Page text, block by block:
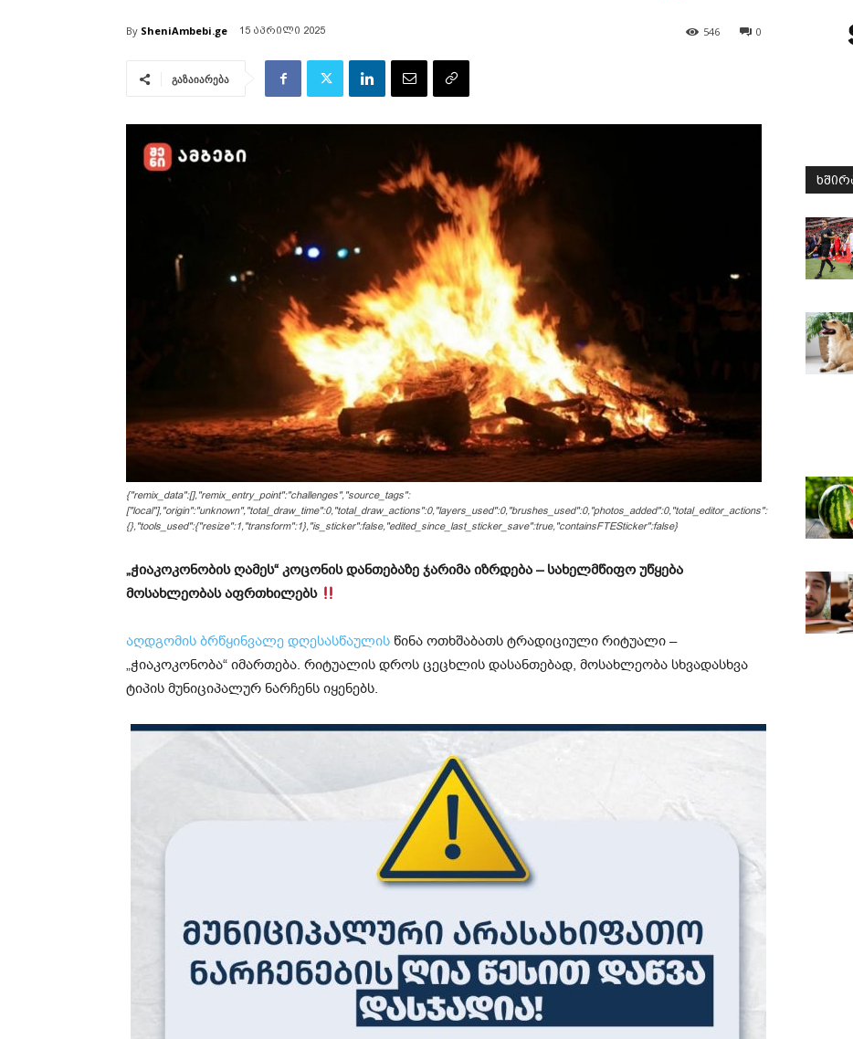
By SheniAmbebi.ge 15 აპრილი 2025 0
546
გაზაიარება
{"remix_data":[],"remix_entry_point":"challenges","source_tags":
["local"],"origin":"unknown","total_draw_time":0,"total_draw_actions":0,"layers_used":0,"brushes_used":0,"photos_added":0,"total_editor_actions":
{},"tools_used":{"resize":1,"transform":1},"is_sticker":false,"edited_since_last_sticker_save":true,"containsFTESticker":false}
„ჭიაკოკონობის ღამეს“ კოცონის დანთებაზე ჯარიმა იზრდება – სახელმწიფო უწყება
მოსახლეობას აფრთხილებს
აღდგომის ბრწყინვალე დღესასწაულის წინა ოთხშაბათს ტრადიციული რიტუალი –
„ჭიაკოკონობა“ იმართება. რიტუალის დროს ცეცხლის დასანთებად, მოსახლეობა სხვადასხვა
ტიპის მუნიციპალურ ნარჩენს იყენებს.